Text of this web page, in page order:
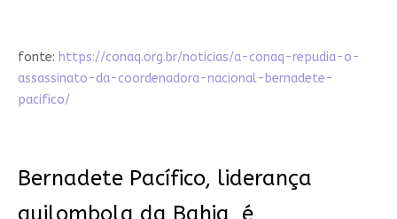
fonte: https://conaq.org.br/noticias/a-conaq-repudia-o-
assassinato-da-coordenadora-nacional-bernadete-
pacifico/
Bernadete Pacífico, liderança
quilombola da Bahia, é